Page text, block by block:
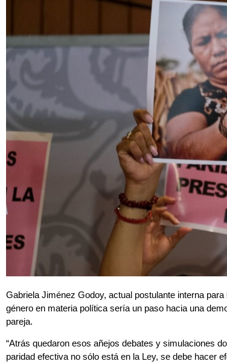
Gabriela Jiménez Godoy, actual postulante interna
género en materia política sería un paso hacia una
pareja.
“Atrás quedaron esos añejos debates y simulaciones
paridad efectiva no sólo está en la Ley, se debe hacer